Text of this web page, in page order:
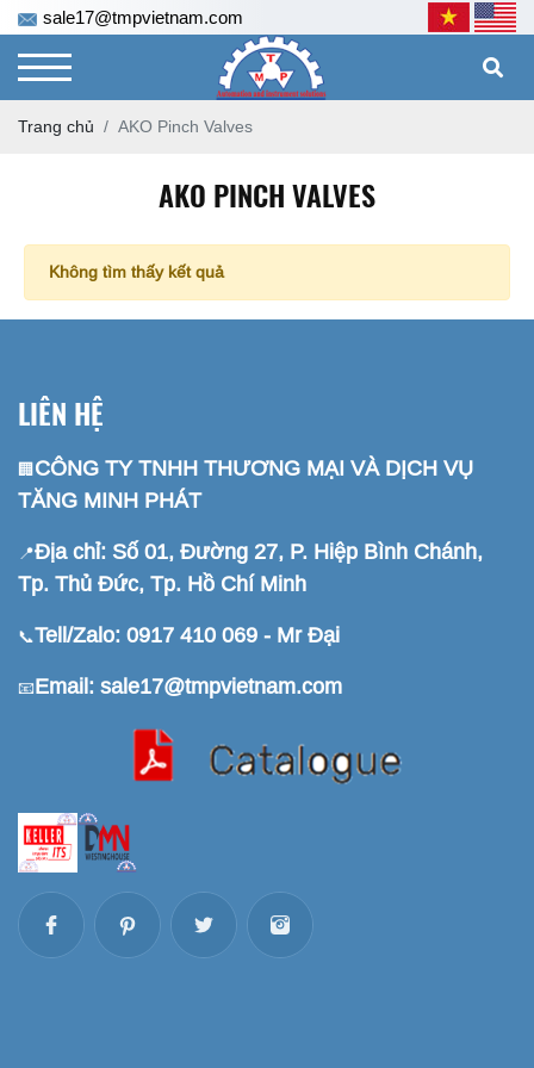
sale17@tmpvietnam.com
Trang chủ AKO Pinch Valves
AKO PINCH VALVES
Không tìm thấy kết quả
LIÊN HỆ
🏢 CÔNG TY TNHH THƯƠNG MẠI VÀ DỊCH VỤ
TĂNG MINH PHÁT
📍Địa chỉ: Số 01, Đường 27, P. Hiệp Bình Chánh,
Tp. Thủ Đức, Tp. Hồ Chí Minh
📞Tell/Zalo: 0917 410 069 - Mr Đại
📧Email: sale17@tmpvietnam.com